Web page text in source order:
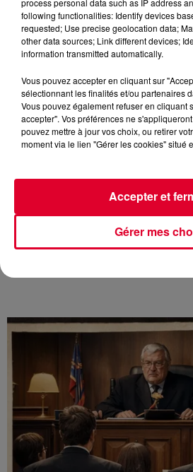
process personal data such as IP address
following functionalities: Identify devices
requested; Use precise geolocation data;
other data sources; Link different devices;
information transmitted automatically.
Vous pouvez accepter en cliquant sur
sélectionnant les finalités et/ou partenaires
Vous pouvez également refuser en cliquant
accepter". Vos préférences ne
pouvez mettre à jour vos choix, ou retirer
moment via le lien "Gérer les cookies" situé
Gérer mes
Accepter et